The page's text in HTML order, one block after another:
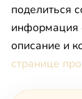
поделиться
информация
описание и
странице